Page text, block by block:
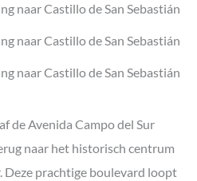
de Avenida Campo del Sur
naar het historisch centrum
Deze prachtige boulevard loopt